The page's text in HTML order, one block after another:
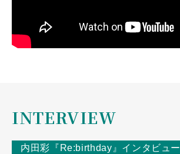
INTERVIEW
内田彩『Re:birthday』インタビュー